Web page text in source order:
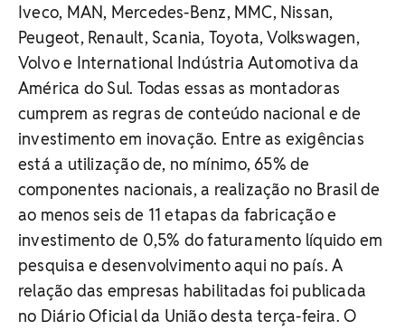
Iveco, MAN, Mercedes-Benz, MMC, Nissan,
Peugeot, Renault, Scania, Toyota, Volkswagen,
Volvo e International Indústria Automotiva da
América do Sul. Todas essas as montadoras
cumprem as regras de conteúdo nacional e de
investimento em inovação. Entre as exigências
está a utilização de, no mínimo, 65% de
componentes nacionais, a realização no Brasil de
ao menos seis de 11 etapas da fabricação e
investimento de 0,5% do faturamento líquido em
pesquisa e desenvolvimento aqui no país. A
relação das empresas habilitadas foi publicada
no Diário Oficial da União desta terça-feira. O